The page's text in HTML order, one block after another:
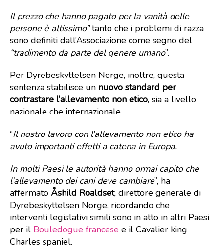
Il prezzo che hanno pagato per la vanità delle
persone è altissimo”tanto che i problemi di razza
sono definiti dall’Associazione come segno del
“tradimento da parte del genere umano”.
Per Dyrebeskyttelsen Norge, inoltre, questa
sentenza stabilisce un nuovo standard per
contrastare l’allevamento non etico, sia a livello
nazionale che internazionale.
“Il nostro lavoro con l’allevamento non etico ha
avuto importanti effetti a catena in Europa.
In molti Paesi le autorità hanno ormai capito che
l’allevamento dei cani deve cambiare”, ha
affermato Åshild Roaldset, direttore generale di
Dyrebeskyttelsen Norge, ricordando che
interventi legislativi simili sono in atto in altri Paesi
per il Bouledogue francese e il Cavalier king
Charles spaniel.